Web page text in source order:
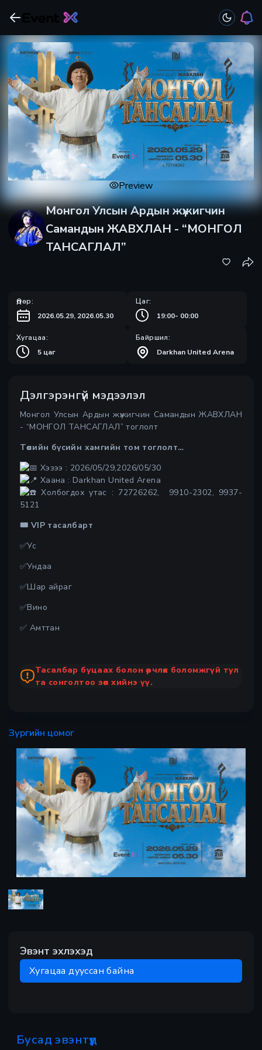
Preview
Монгол Улсын Ардын жүжигчин
Самандын ЖАВХЛАН - “МОНГОЛ
ТАНСАГЛАЛ”
Өдөр:
2026.05.29, 2026.05.30
Цаг:
19:00- 00:00
Хугацаа:
5 цаг
Байршил:
Darkhan United Arena
Дэлгэрэнгүй мэдээлэл
Монгол Улсын Ардын жүжигчин Самандын ЖАВХЛАН
- “МОНГОЛ ТАНСАГЛАЛ” тоглолт
Төвийн бүсийн хамгийн том тоглолт…
Хэзээ : 2026/05/29,2026/05/30
Хаана : Darkhan United Arena
Холбогдох утас : 72726262, 9910-2302, 9937-
5121
🎟 VIP тасалбарт
✅Ус
✅Ундаа
✅Шар айраг
✅Вино
✅ Амттан
Тасалбар буцаах болон өөрчлөх боломжгүй тул
та сонголтоо зөв хийнэ үү.
Зургийн цомог
Эвэнт эхлэхэд
Хугацаа дууссан байна
Бусад эвэнтүүд